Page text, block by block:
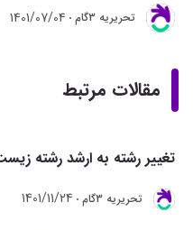
تحريريه 3گام 1401/07/04
مقالات مرتبط
تغییر رشته به ارشد رشته
تحريريه 3گام 1401/11/24